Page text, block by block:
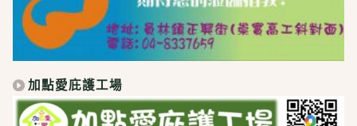
加點愛庇護工場